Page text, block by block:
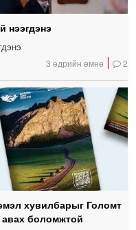
нээгдэнэ
3 өдрийн өмнө 2
хувилбарыг Голомт
авах боломжтой